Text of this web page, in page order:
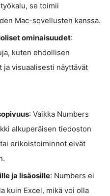
se toimii
Mac-sovellusten kanssa.
ominaisuudet:
kuten ehdollisen
ja visuaalisesti näyttävät
: Vaikka Numbers
alkuperäisen tiedoston
erikoistoiminnot eivät
ja lisäosille: Numbers ei
kuin Excel, mikä voi olla